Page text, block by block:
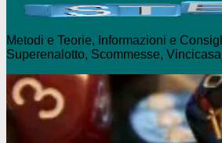
Metodi e Teorie, Informazioni e
Superenalotto, Scommesse,